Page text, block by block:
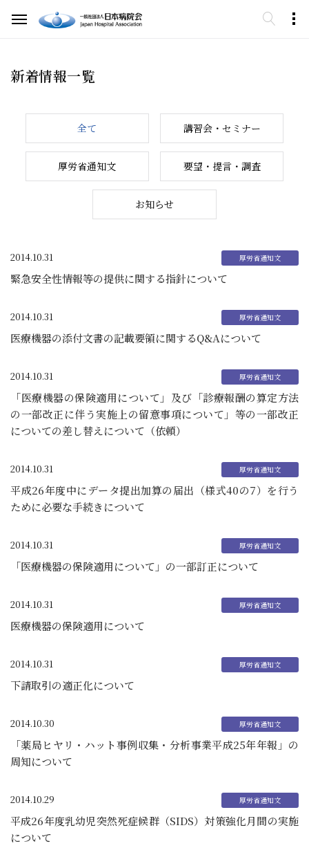
新着情報一覧
全て 講習会・セミナー
厚労省通知文 要望・提言・調査
お知らせ
2014.10.31
緊急安全性情報等の提供に関する指針について
2014.10.31
医療機器の添付文書の記載要領に関するQ&Aについて
2014.10.31
「医療機器の保険適用について」及び「診療報酬の算定方法
の一部改正に伴う実施上の留意事項について」等の一部改正
についての差し替えについて（依頼）
2014.10.31
平成26年度中にデータ提出加算の届出（様式40の7）を行う
ために必要な手続きについて
2014.10.31
「医療機器の保険適用について」の一部訂正について
2014.10.31
医療機器の保険適用について
2014.10.31
下請取引の適正化について
2014.10.30
「薬局ヒヤリ・ハット事例収集・分析事業平成25年年報」の
周知について
2014.10.29
平成26年度乳幼児突然死症候群（SIDS）対策強化月間の実施
について